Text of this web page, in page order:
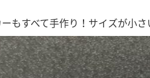
もすべて手作り！サイズが小